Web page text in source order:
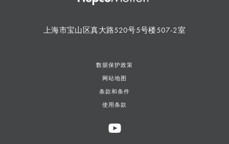
上海市宝山区真大路520号5号楼507-2室
数据保护政策
网站地图
条款和条件
使用条款